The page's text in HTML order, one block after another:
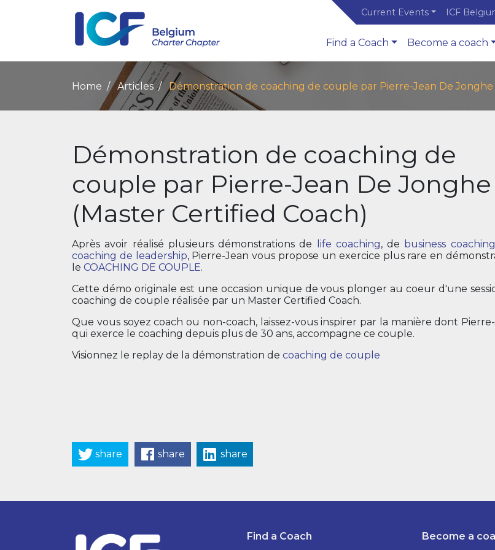
Current Events ICF
Find a Coach Become a coach
Home Articles Démonstration de coaching de couple par Pierre-Jean De Jonghe
Démonstration de coaching de
couple par Pierre-Jean De Jonghe
(Master Certified Coach)
Après avoir réalisé plusieurs démonstrations de life coaching, de business
coaching de leadership, Pierre-Jean vous propose un exercice plus rare en
le COACHING DE COUPLE.
Cette démo originale est une occasion unique de vous plonger au coeur d'une
coaching de couple réalisée par un Master Certified Coach.
Que vous soyez coach ou non-coach, laissez-vous inspirer par la manière dont
qui exerce le coaching depuis plus de 30 ans, accompagne ce couple.
Visionnez le replay de la démonstration de coaching de couple
share share share
Find a Coach Become a